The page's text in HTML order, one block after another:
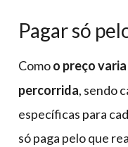
Pagar só
Comoo preço
percorrida, sendo
específicas para
só paga pelo que